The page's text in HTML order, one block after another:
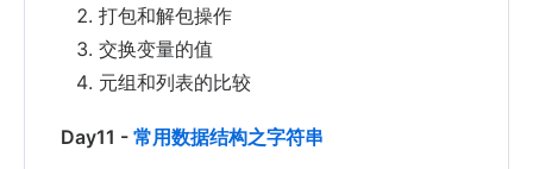
打包和解包操作
交换变量的值
元组和列表的比较
Day11 - 常用数据结构之字符串